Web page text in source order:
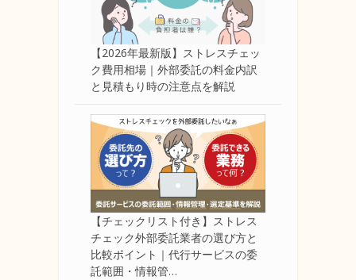
【2026年最新版】ストレスチェッ
ク費用相場｜外部委託の料金内訳
と見積もり時の注意点を解説
【チェックリスト付き】ストレス
チェック外部委託業者の選び方と
比較ポイント｜代行サービスの委
託範囲・情報管…